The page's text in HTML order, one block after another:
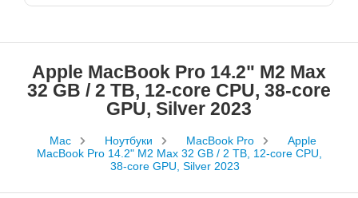
Apple MacBook Pro 14.2" M2 Max
32 GB / 2 TB, 12‑core CPU, 38‑core
GPU, Silver 2023
Mac Ноутбуки MacBook Pro
Apple
MacBook Pro 14.2" M2 Max 32 GB / 2 TB, 12‑core CPU,
38‑core GPU, Silver 2023